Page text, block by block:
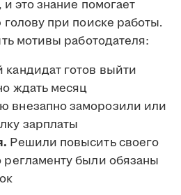
это знание помогает
при поиске работы.
мотивы работодателя:
кандидат готов выйти
ждать месяц
внезапно заморозили или
зарплаты
Решили повысить своего
регламенту были обязаны